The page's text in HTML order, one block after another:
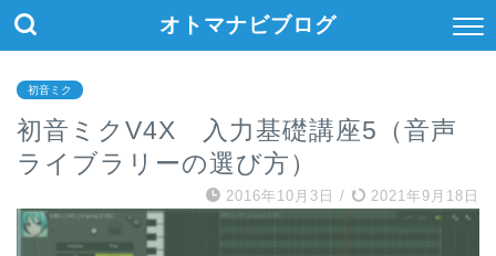
オトマナビブログ
初音ミク
初音ミクV4X 入力基礎講座5（音声
ライブラリーの選び方）
2016年10月3日 / 2021年9月18日